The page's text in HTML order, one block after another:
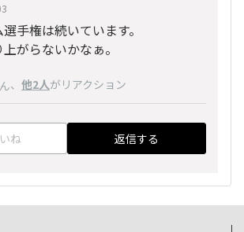
手権は続いています。
がらないかなぁ。
、 他2人がリアクション
ね 返信する